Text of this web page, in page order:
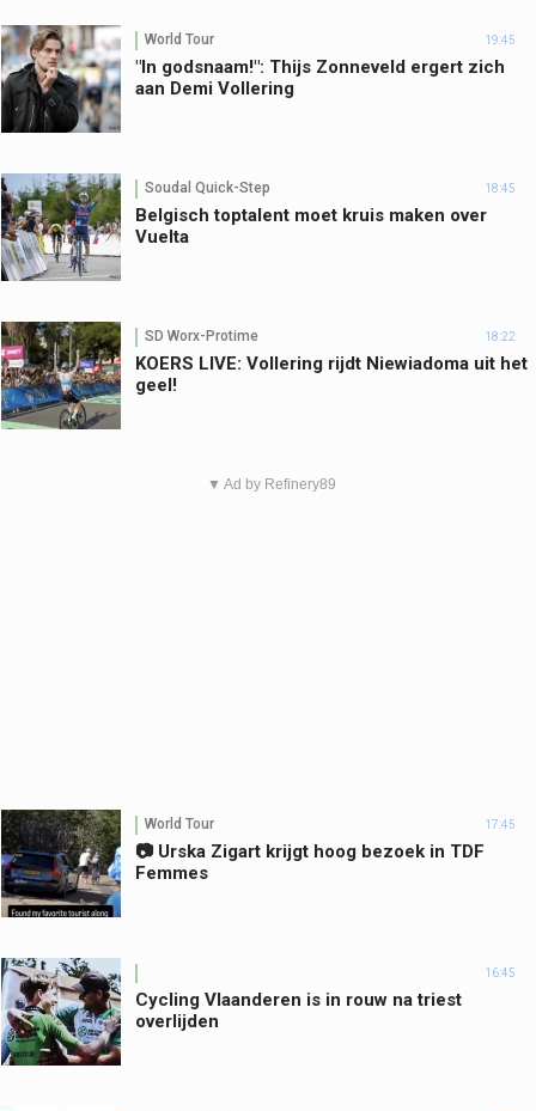
World Tour 19:45
"In godsnaam!": Thijs Zonneveld ergert zich
aan Demi Vollering
Soudal Quick-Step 18:45
Belgisch toptalent moet kruis maken over
Vuelta
SD Worx-Protime 18:22
KOERS LIVE: Vollering rijdt Niewiadoma uit het
geel!
▼ Ad by Refinery89
World Tour 17:45
📷 Urska Zigart krijgt hoog bezoek in TDF
Femmes
16:45
Cycling Vlaanderen is in rouw na triest
overlijden